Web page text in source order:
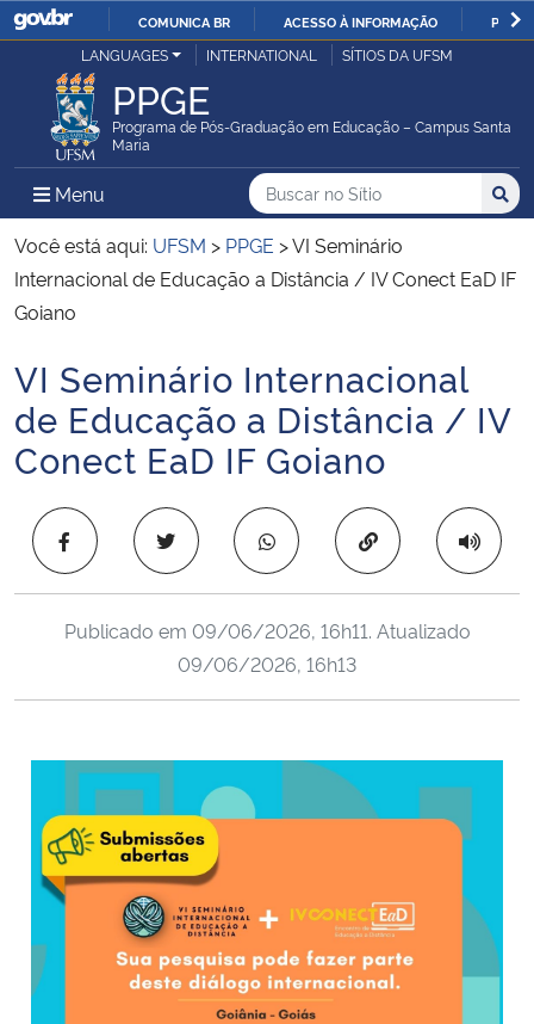
IR
O
COMUNICA BR ACESSO À INFORMAÇÃO
Ministério da Justiça e Segurança Pública
Ministério da Defesa
Ministério das Relações Exteriores
Ministério da Economia
Ministério da Infraestrutura
Ministério da Agricultura, Pecuária e Abastecimento
Ministério da Cidadania
Ministério do Turismo
Ministério do Desenvolvimento Regional
Controladoria-Geral da União
LANGUAGES INTERNATIONAL SÍTIOS DA UFSM
PPGE
Programa de Pós-Graduação em Educação – Campus Santa
Maria
Menu Menu Principal do Sítio
Busca
Buscar no no Sítio
Busca:
Você está aqui: UFSM > PPGE >VI Seminário
Internacional de Educação a Distância / IV Conect EaD IF
Goiano
Início do conteúdo
VI Seminário Internacional
de Educação a Distância / IV
Conect EaD IF Goiano
Copiar para área
Publicado em 09/06/2026, 16h11. Atualizado
09/06/2026, 16h13